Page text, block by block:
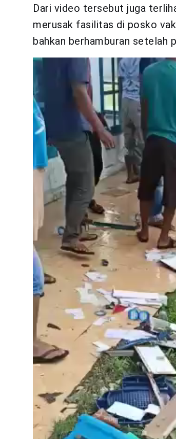
Dari video tersebut juga
merusak fasilitas di posko
bahkan berhamburan setelah